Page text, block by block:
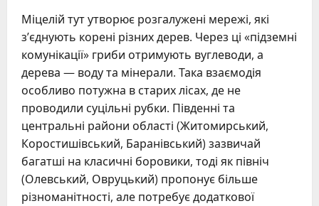
Міцелій тут утворює розгалужені мережі, які
з’єднують корені різних дерев. Через ці «підземні
комунікації» гриби отримують вуглеводи, а
дерева — воду та мінерали. Така взаємодія
особливо потужна в старих лісах, де не
проводили суцільні рубки. Південні та
центральні райони області (Житомирський,
Коростишівський, Баранівський) зазвичай
багатші на класичні боровики, тоді як північ
(Олевський, Овруцький) пропонує більше
різноманітності, але потребує додаткової